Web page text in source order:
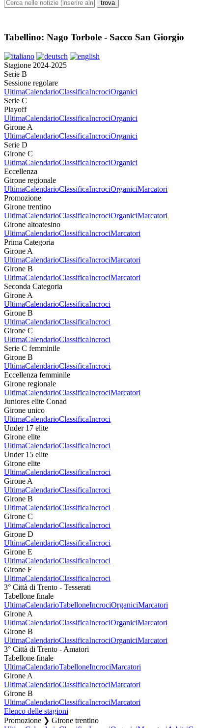
Tabellino: Nago Torbole - Sacco San Giorgio
Stagione 2024-2025
Serie B
Sessione regolare
UltimaCalendarioClassificaIncrociOrganici
Serie C
Playoff
UltimaCalendarioClassificaIncrociOrganici
Girone A
UltimaCalendarioClassificaIncrociOrganici
Serie D
Girone C
UltimaCalendarioClassificaIncrociOrganici
Eccellenza
Girone regionale
UltimaCalendarioClassificaIncrociOrganiciMarcatori
Promozione
Girone trentino
UltimaCalendarioClassificaIncrociOrganiciMarcatori
Girone altoatesino
UltimaCalendarioClassificaIncrociMarcatori
Prima Categoria
Girone A
UltimaCalendarioClassificaIncrociMarcatori
Girone B
UltimaCalendarioClassificaIncrociMarcatori
Seconda Categoria
Girone A
UltimaCalendarioClassificaIncroci
Girone B
UltimaCalendarioClassificaIncroci
Girone C
UltimaCalendarioClassificaIncroci
Serie C femminile
Girone B
UltimaCalendarioClassificaIncroci
Eccellenza femminile
Girone regionale
UltimaCalendarioClassificaIncrociMarcatori
Juniores elite Conad
Girone unico
UltimaCalendarioClassificaIncroci
Under 17 elite
Girone elite
UltimaCalendarioClassificaIncroci
Under 15 elite
Girone elite
UltimaCalendarioClassificaIncroci
Girone A
UltimaCalendarioClassificaIncroci
Girone B
UltimaCalendarioClassificaIncroci
Girone C
UltimaCalendarioClassificaIncroci
Girone D
UltimaCalendarioClassificaIncroci
Girone E
UltimaCalendarioClassificaIncroci
Girone F
UltimaCalendarioClassificaIncroci
3° Città di Trento - Tesserati
Tabellone finale
UltimaCalendarioTabelloneIncrociOrganiciMarcatori
Girone A
UltimaCalendarioClassificaIncrociOrganiciMarcatori
Girone B
UltimaCalendarioClassificaIncrociOrganiciMarcatori
3° Città di Trento - Amatori
Tabellone finale
UltimaCalendarioTabelloneIncrociMarcatori
Girone A
UltimaCalendarioClassificaIncrociMarcatori
Girone B
UltimaCalendarioClassificaIncrociMarcatori
Elenco delle stagioni
Promozione ❯ Girone trentino